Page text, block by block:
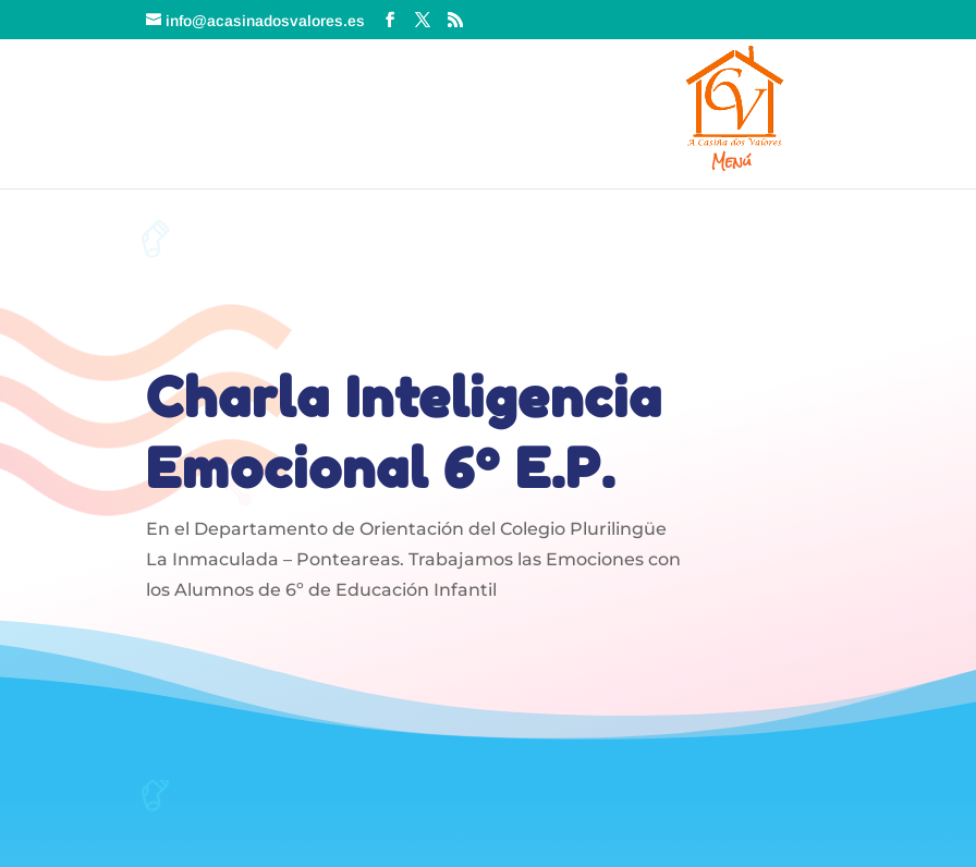
info@acasinadosvalores.es
Menú
Charla Inteligencia
Emocional 6º E.P.
En el Departamento de Orientación del Colegio Plurilingüe
La Inmaculada – Ponteareas. Trabajamos las Emociones con
los Alumnos de 6º de Educación Infantil